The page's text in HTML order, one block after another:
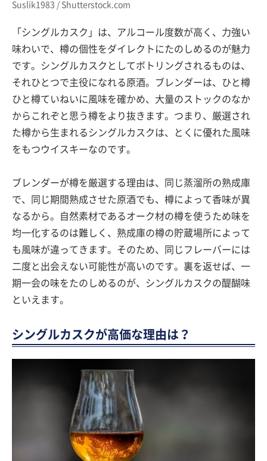
Suslik1983 / Shutterstock.com
「シングルカスク」は、アルコール度数が高く、力強い
味わいで、樽の個性をダイレクトにたのしめるのが魅力
です。シングルカスクとしてボトリングされるものは、
それひとつで主役になれる原酒。ブレンダーは、ひと樽
ひと樽ていねいに風味を確かめ、大量のストックのなか
からこれぞと思う樽をより抜きます。つまり、厳選され
た樽から生まれるシングルカスクは、とくに優れた風味
をもつウイスキーなのです。
ブレンダーが樽を厳選する理由は、同じ蒸溜所の熟成庫
で、同じ期間熟成させた原酒でも、樽によって香味が異
なるから。自然素材であるオーク材の樽を使うため味を
均一化するのは難しく、熟成庫の樽の貯蔵場所によって
も風味が違ってきます。そのため、同じフレーバーには
二度と出会えない可能性が高いのです。裏を返せば、一
期一会の味をたのしめるのが、シングルカスクの醍醐味
といえます。
シングルカスクが高価な理由は？